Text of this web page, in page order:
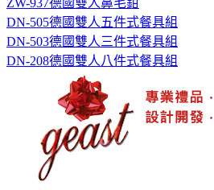
ZW-937德國雙人鼻毛鉗
DN-505德國雙人五件式餐具組
DN-503德國雙人三件式餐具組
DN-208德國雙人八件式餐具組